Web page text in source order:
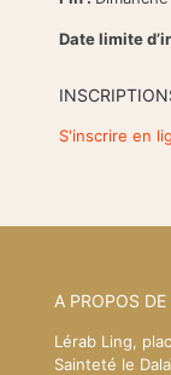
Date limite
S'inscrire en
A PROPOS
Lérab Ling,
Sainteté le